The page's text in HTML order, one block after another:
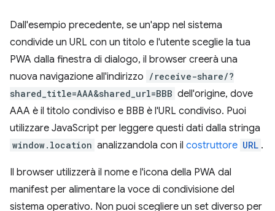
Dall'esempio precedente, se un'app nel sistema
condivide un URL con un titolo e l'utente sceglie la tua
PWA dalla finestra di dialogo, il browser creerà una
nuova navigazione all'indirizzo /receive-share/?
shared_title=AAA&shared_url=BBB dell'origine, dove
AAA è il titolo condiviso e BBB è l'URL condiviso. Puoi
utilizzare JavaScript per leggere questi dati dalla stringa
window.location analizzandola con il costruttore URL .
Il browser utilizzerà il nome e l'icona della PWA dal
manifest per alimentare la voce di condivisione del
sistema operativo. Non puoi scegliere un set diverso per